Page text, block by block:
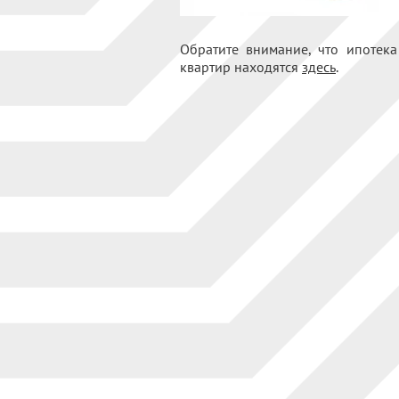
Обратите внимание, что
квартир находятся здесь.